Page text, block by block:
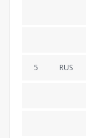
5 RUS